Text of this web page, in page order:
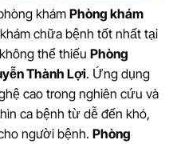
khámPhòng khám
chữa bệnh tốt nhất tại
thể thiếu Phòng
Thành Lợi. Ứng dụng
cao trong nghiên cứu và
ca bệnh từ dễ đến khó,
người bệnh. Phòng